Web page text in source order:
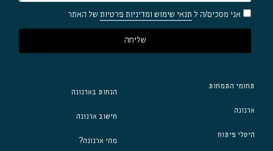
אני מסכים/ה ל תנאי שימוש ומדיניות פרטיות של האתר
שליחה
תחומי התמחות
ארנונה
היטלי פיתוח
הנחות בארנונה
חישוב ארנונה
מהי ארנונה?